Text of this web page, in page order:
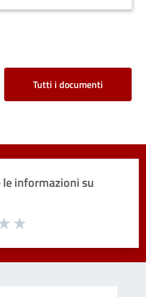
Tutti i documenti
informazioni su